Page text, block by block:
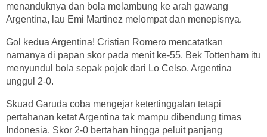
menanduknya dan bola melambung ke arah gawang
Argentina, lau Emi Martinez melompat dan menepisnya.
Gol kedua Argentina! Cristian Romero mencatatkan
namanya di papan skor pada menit ke-55. Bek Tottenham itu
menyundul bola sepak pojok dari Lo Celso. Argentina
unggul 2-0.
Skuad Garuda coba mengejar ketertinggalan tetapi
pertahanan ketat Argentina tak mampu dibendung timas
Indonesia. Skor 2-0 bertahan hingga peluit panjang